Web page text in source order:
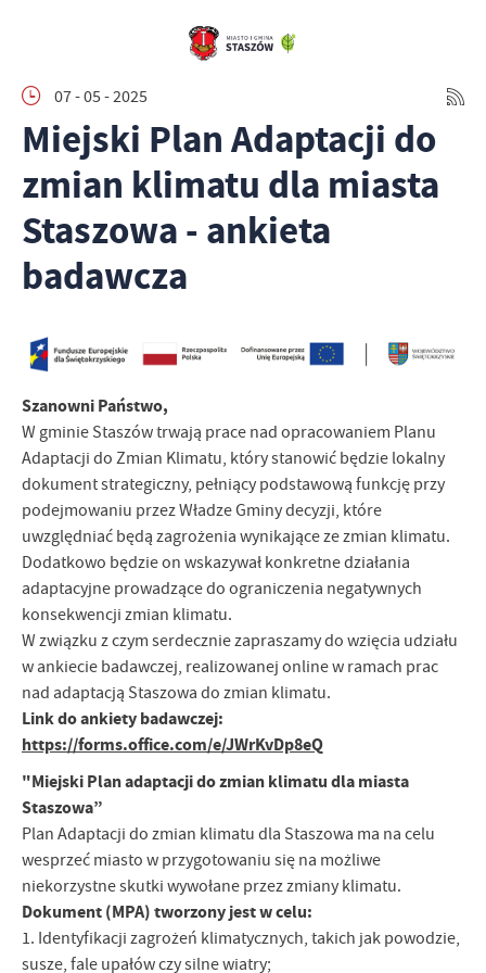
07 - 05 - 2025
Miejski Plan Adaptacji do
zmian klimatu dla miasta
Staszowa - ankieta
badawcza
Szanowni Państwo,
W gminie Staszów trwają prace nad opracowaniem Planu
Adaptacji do Zmian Klimatu, który stanowić będzie lokalny
dokument strategiczny, pełniący podstawową funkcję przy
podejmowaniu przez Władze Gminy decyzji, które
uwzględniać będą zagrożenia wynikające ze zmian klimatu.
Dodatkowo będzie on wskazywał konkretne działania
adaptacyjne prowadzące do ograniczenia negatywnych
konsekwencji zmian klimatu.
W związku z czym serdecznie zapraszamy do wzięcia udziału
w ankiecie badawczej, realizowanej online w ramach prac
nad adaptacją Staszowa do zmian klimatu.
Link do ankiety badawczej:
https://forms.office.com/e/JWrKvDp8eQ
"Miejski Plan adaptacji do zmian klimatu dla miasta
Staszowa”
Plan Adaptacji do zmian klimatu dla Staszowa ma na celu
wesprzeć miasto w przygotowaniu się na możliwe
niekorzystne skutki wywołane przez zmiany klimatu.
Dokument (MPA) tworzony jest w celu:
1. Identyfikacji zagrożeń klimatycznych, takich jak powodzie,
susze, fale upałów czy silne wiatry;